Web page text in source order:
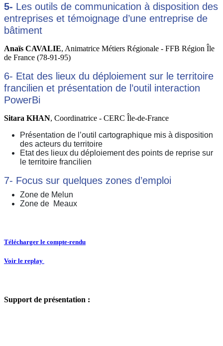
5- Les outils de communication à disposition des
entreprises et témoignage d’une entreprise de
bâtiment
Anaïs CAVALIE, Animatrice Métiers Régionale - FFB Région Île
de France (78-91-95)
6- Etat des lieux du déploiement sur le territoire
francilien et présentation de l’outil interaction
PowerBi
Sitara KHAN, Coordinatrice - CERC Île-de-France
Présentation de l’outil cartographique mis à disposition
des acteurs du territoire
Etat des lieux du déploiement des points de reprise sur
le territoire francilien
7- Focus sur quelques zones d’emploi
Zone de Melun
Zone de Meaux
Télécharger le compte-rendu
Voir le replay
Support de présentation :